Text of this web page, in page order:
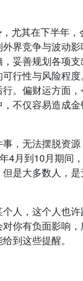
尤其在下半年
界竞争与波动
妥善规划各项
行性与风险程
。偏财运方面
不仅容易造成
，无法摆脱资
4月到10月期
是大多数人，
人，这个人也
你有负面影响
到这些提醒。